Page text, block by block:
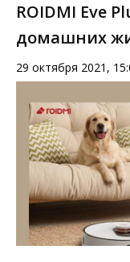
ROIDMI Eve
домашних
29 октября 2021,